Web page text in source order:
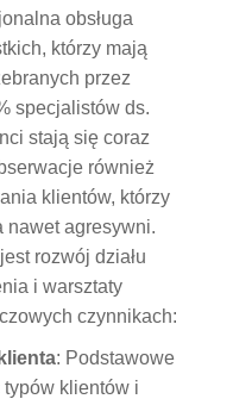
obsługa
którzy mają
przez
specjalistów ds.
stają się coraz
również
klientów, którzy
nawet agresywni.
rozwój działu
i warsztaty
czynnikach:
: Podstawowe
typów klientów i